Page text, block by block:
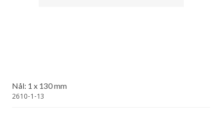
Nål: 1 x 130 mm
2610-1-13